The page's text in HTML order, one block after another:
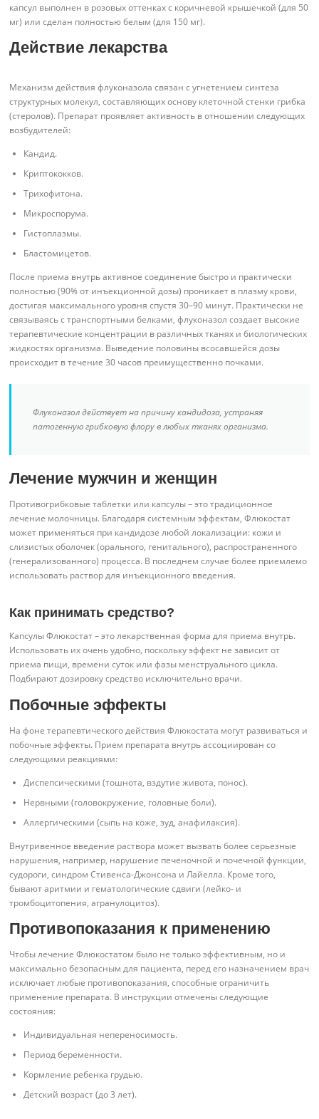
капсул выполнен в розовых оттенках с коричневой крышечкой (для 50
мг) или сделан полностью белым (для 150 мг).
Действие лекарства
Механизм действия флуконазола связан с угнетением синтеза
структурных молекул, составляющих основу клеточной стенки грибка
(стеролов). Препарат проявляет активность в отношении следующих
возбудителей:
Кандид.
Криптококков.
Трихофитона.
Микроспорума.
Гистоплазмы.
Бластомицетов.
После приема внутрь активное соединение быстро и практически
полностью (90% от инъекционной дозы) проникает в плазму крови,
достигая максимального уровня спустя 30–90 минут. Практически не
связываясь с транспортными белками, флуконазол создает высокие
терапевтические концентрации в различных тканях и биологических
жидкостях организма. Выведение половины всосавшейся дозы
происходит в течение 30 часов преимущественно почками.
Флуконазол действует на причину кандидоза, устраняя
патогенную грибковую флору в любых тканях организма.
Лечение мужчин и женщин
Противогрибковые таблетки или капсулы – это традиционное
лечение молочницы. Благодаря системным эффектам, Флюкостат
может применяться при кандидозе любой локализации: кожи и
слизистых оболочек (орального, генитального), распространенного
(генерализованного) процесса. В последнем случае более приемлемо
использовать раствор для инъекционного введения.
Как принимать средство?
Капсулы Флюкостат – это лекарственная форма для приема внутрь.
Использовать их очень удобно, поскольку эффект не зависит от
приема пищи, времени суток или фазы менструального цикла.
Подбирают дозировку средство исключительно врачи.
Побочные эффекты
На фоне терапевтического действия Флюкостата могут развиваться и
побочные эффекты. Прием препарата внутрь ассоциирован со
следующими реакциями:
Диспепсическими (тошнота, вздутие живота, понос).
Нервными (головокружение, головные боли).
Аллергическими (сыпь на коже, зуд, анафилаксия).
Внутривенное введение раствора может вызвать более серьезные
нарушения, например, нарушение печеночной и почечной функции,
судороги, синдром Стивенса-Джонсона и Лайелла. Кроме того,
бывают аритмии и гематологические сдвиги (лейко- и
тромбоцитопения, агранулоцитоз).
Противопоказания к применению
Чтобы лечение Флюкостатом было не только эффективным, но и
максимально безопасным для пациента, перед его назначением врач
исключает любые противопоказания, способные ограничить
применение препарата. В инструкции отмечены следующие
состояния:
Индивидуальная непереносимость.
Период беременности.
Кормление ребенка грудью.
Детский возраст (до 3 лет).